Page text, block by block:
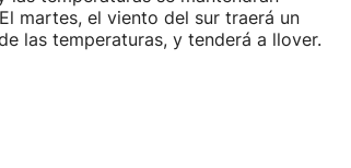
martes, el viento del sur traerá un
las temperaturas, y tenderá a llover.